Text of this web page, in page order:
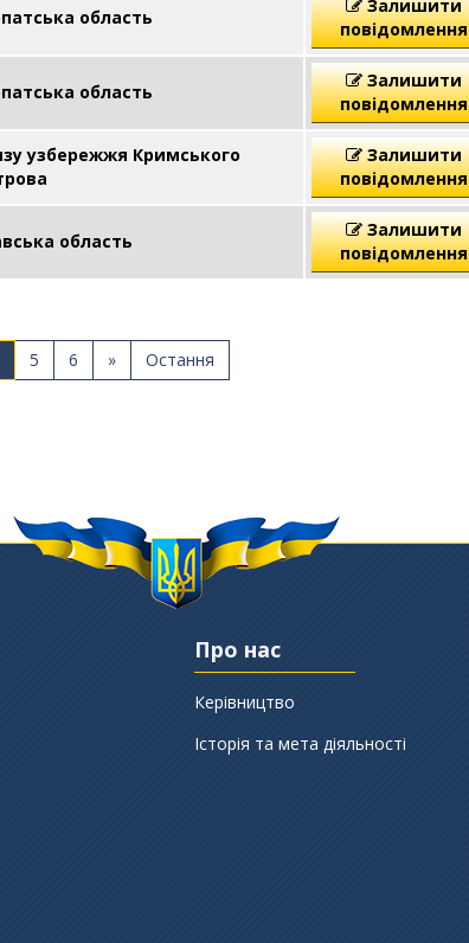
область
Залишити
повідомлення
область
Залишити
повідомлення
узбережжя Кримського
Залишити
повідомлення
область
Залишити
повідомлення
5 6 » Остання
Про нас
Керівництво
Історія та мета діяльності